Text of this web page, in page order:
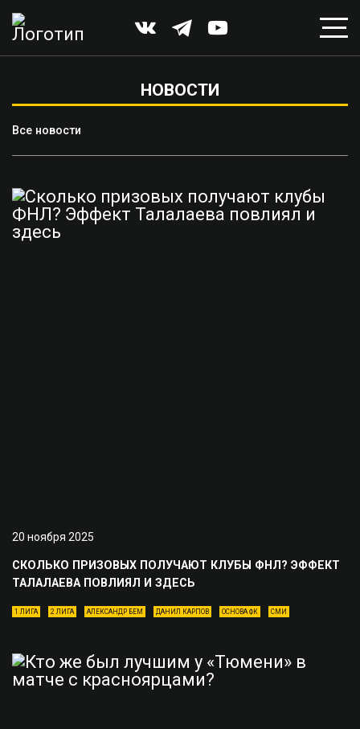
НОВОСТИ
Все новости
20 ноября 2025
СКОЛЬКО ПРИЗОВЫХ ПОЛУЧАЮТ КЛУБЫ ФНЛ? ЭФФЕКТ
ТАЛАЛАЕВА ПОВЛИЯЛ И ЗДЕСЬ
1 ЛИГА 2 ЛИГА АЛЕКСАНДР БЕМ ДАНИЛ КАРПОВ ОСНОВА ФК СМИ